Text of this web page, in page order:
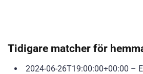
Tidigare matcher för
2024-06-26T19:00:00+00:00 –